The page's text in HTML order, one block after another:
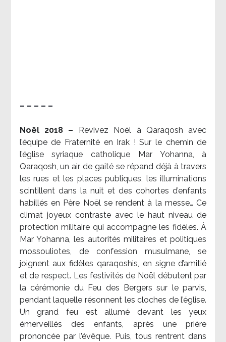
– – – – –
Noël 2018 –
Revivez Noël à Qaraqosh avec
l’équipe de Fraternité en Irak ! Sur le chemin de
l’église syriaque catholique Mar Yohanna, à
Qaraqosh, un air de gaité se répand déjà à travers
les rues et les places publiques, les illuminations
scintillent dans la nuit et des cohortes d’enfants
habillés en Père Noël se rendent à la messe… Ce
climat joyeux contraste avec le haut niveau de
protection militaire qui accompagne les fidèles. À
Mar Yohanna, les autorités militaires et politiques
mossouliotes, de confession musulmane, se
joignent aux fidèles qaraqoshis, en signe d’amitié
et de respect. Les festivités de Noël débutent par
la cérémonie du Feu des Bergers sur le parvis,
pendant laquelle résonnent les cloches de l’église.
Un grand feu est allumé devant les yeux
émerveillés des enfants, après une prière
prononcée par l’évêque. Puis, tous rentrent dans